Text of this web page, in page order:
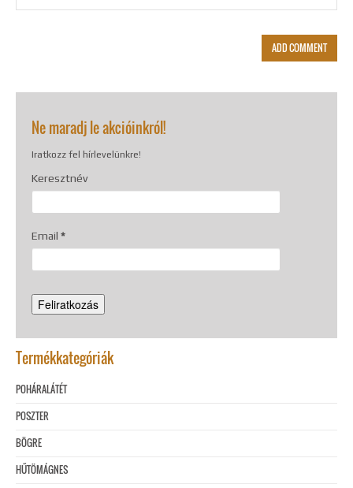
Ne maradj le akcióinkról!
Iratkozz fel hírlevelünkre!
Keresztnév
Email *
Termékkategóriák
POHÁRALÁTÉT
POSZTER
BÖGRE
HŰTÖMÁGNES